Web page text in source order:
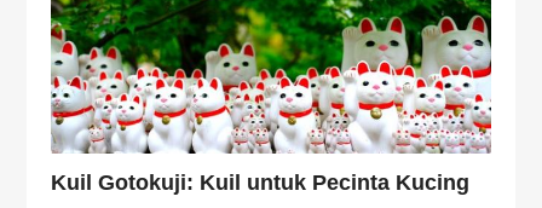
Kuil Gotokuji: Kuil untuk Pecinta Kucing